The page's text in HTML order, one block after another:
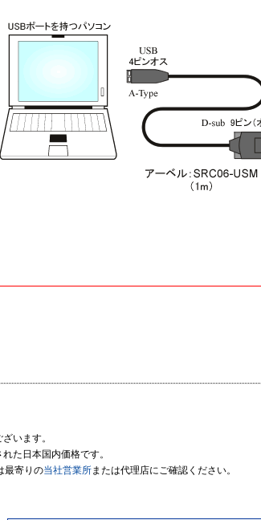
います。
た日本国内価格です。
最寄りの当社営業所または代理店にご確認ください。